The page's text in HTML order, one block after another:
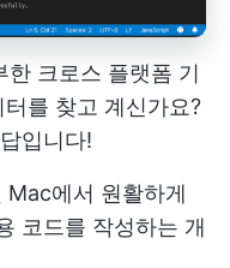
한 크로스 플랫폼 기
를 찾고 계신가요?
입니다!
에서 원활하게
코드를 작성하는 개